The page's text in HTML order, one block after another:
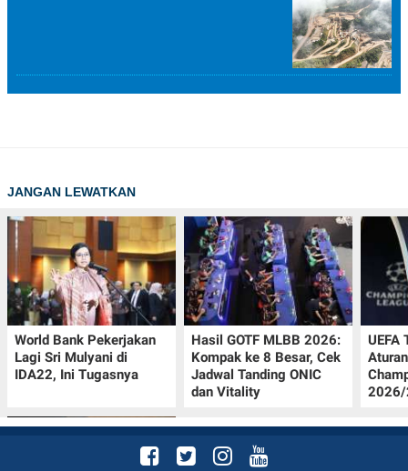
JANGAN LEWATKAN
World Bank Pekerjakan
Lagi Sri Mulyani di
IDA22, Ini Tugasnya
Hasil GOTF MLBB 2026:
Kompak ke 8 Besar, Cek
Jadwal Tanding ONIC
dan Vitality
UEFA
2026/